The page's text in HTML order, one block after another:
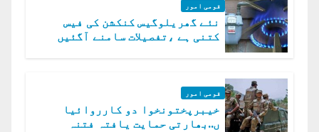
قومی امور
نئے گھریلوگیس کنکشن کی فیس
کتنی ہے ،تفصیلات سامنے آگئیں
قومی امور
خیبرپختونخوا دو کارروائیا
ں..بھارتی حمایت یافتہ فتنہ